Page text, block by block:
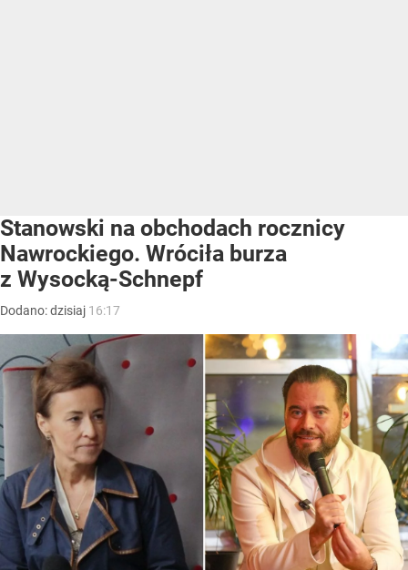
Stanowski na obchodach rocznicy
Nawrockiego. Wróciła burza
z Wysocką-Schnepf
Dodano:dzisiaj 16:17